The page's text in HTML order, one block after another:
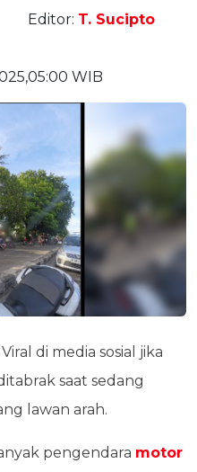
Editor: T. Sucipto
WIB
Viral di media sosial jika
saat sedang
lawan arah.
pengendara motor